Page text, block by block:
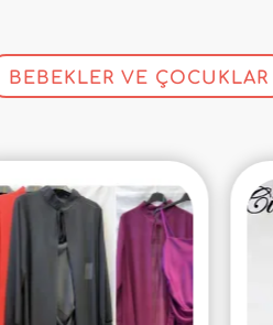
BEBEKLER VE ÇOCUKLAR